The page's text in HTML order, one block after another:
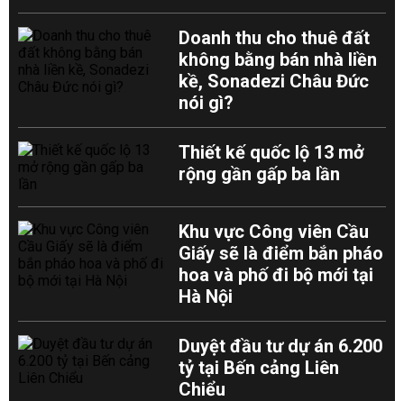
Doanh thu cho thuê đất
không bằng bán nhà liền
kề, Sonadezi Châu Đức
nói gì?
Thiết kế quốc lộ 13 mở
rộng gần gấp ba lần
Khu vực Công viên Cầu
Giấy sẽ là điểm bắn pháo
hoa và phố đi bộ mới tại
Hà Nội
Duyệt đầu tư dự án 6.200
tỷ tại Bến cảng Liên
Chiểu